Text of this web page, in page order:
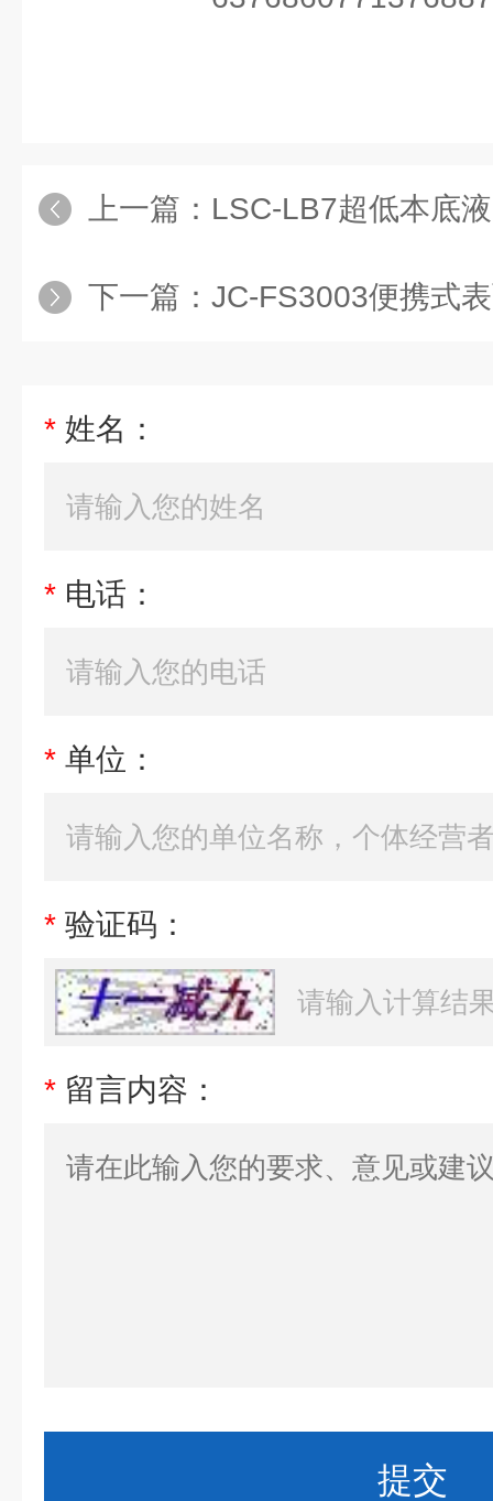
上一篇： LSC-LB7超低本底液
下一篇： JC-FS3003便携式
* 姓名：
* 电话：
* 单位：
* 验证码：
* 留言内容：